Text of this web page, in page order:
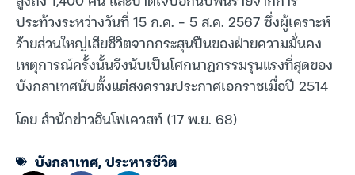
ประท้วงระหว่างวันที่ 15 ก.ค. – 5 ส.ค. 2567 ซึ่งผู้เคราะห์
ร้ายส่วนใหญ่เสียชีวิตจากกระสุนปืนของฝ่ายความมั่นคง
เหตุการณ์ครั้งนั้นจึงนับเป็นโศกนาฏกรรมรุนแรงที่สุดของ
บังกลาเทศนับตั้งแต่สงครามประกาศเอกราชเมื่อปี 2514
โดย สำนักข่าวอินโฟเควสท์ (17 พ.ย. 68)
บังกลาเทศ,ประหารชีวิต